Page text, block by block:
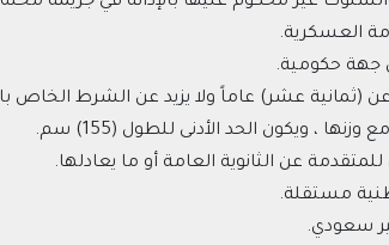
العسكرية.
جهة حكومية.
(ثمانية عشر) عاماً ولا يزيد عن الشرط الخاص
، ويكون الحد الأدنى للطول (155) سم.
عن الثانوية العامة أو ما يعادلها.
مستقلة.
سعودي.